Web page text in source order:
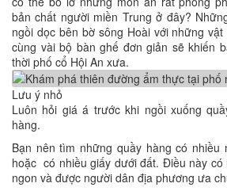
bản chất người miền Trung ở đây?
ngồi dọc bên bờ sông Hoài với những
cùng vài bộ bàn ghế đơn giản sẽ khiến
thời phố cổ Hội An xưa.
Lưu ý nhỏ
Luôn hỏi giá á trước khi ngồi xuống
hàng.
Bạn nên tìm những quầy hàng có nhiều
hoặc có nhiều giấy dưới đất. Điều này
ngon và được người dân địa phương ưa